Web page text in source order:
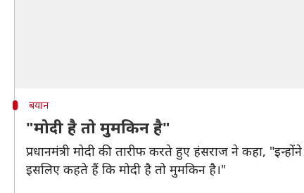
बयान
"मोदी है तो मुमकिन है"
प्रधानमंत्री मोदी की तारीफ करते हुए हंसराज ने कहा,
इसलिए कहते हैं कि मोदी है तो मुमकिन है।"